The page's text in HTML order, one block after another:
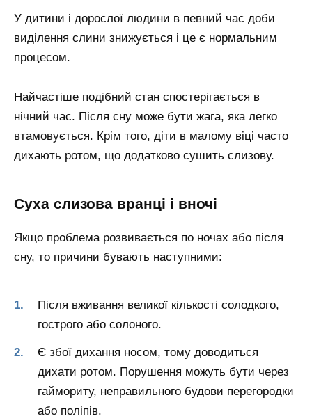
У дитини і дорослої людини в певний час доби
виділення слини знижується і це є нормальним
процесом.
Найчастіше подібний стан спостерігається в
нічний час. Після сну може бути жага, яка легко
втамовується. Крім того, діти в малому віці часто
дихають ротом, що додатково сушить слизову.
Суха слизова вранці і вночі
Якщо проблема розвивається по ночах або після
сну, то причини бувають наступними:
Після вживання великої кількості солодкого,
гострого або солоного.
Є збої дихання носом, тому доводиться
дихати ротом. Порушення можуть бути через
гаймориту, неправильного будови перегородки
або поліпів.